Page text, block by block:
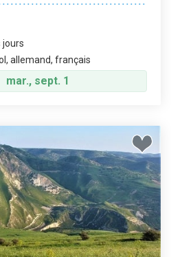
jours
allemand, français
mar., sept. 1